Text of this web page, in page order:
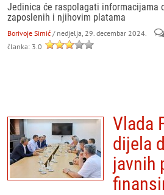
Jedinica će raspolagati informacijama
zaposlenih i njihovim platama
Borivoje Simić / nedjelja, 29. decembar 2024.
članka: 3.0
Vlada
dijela
javnih